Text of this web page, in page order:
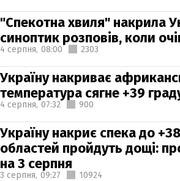
"Спекотна хвиля" накрила
синоптик розповів, коли
4 серпня, 08:00 2303
Україну накриває
температура сягне +39
4 серпня, 07:32 900
Україну накриє спека до
областей пройдуть дощі:
на 3 серпня
3 серпня, 09:27 10924